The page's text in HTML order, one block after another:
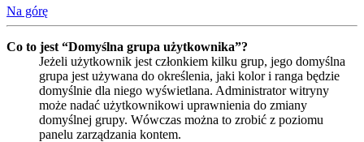
Na górę
Co to jest “Domyślna grupa użytkownika”?
Jeżeli użytkownik jest członkiem kilku grup, jego domyślna
grupa jest używana do określenia, jaki kolor i ranga będzie
domyślnie dla niego wyświetlana. Administrator witryny
może nadać użytkownikowi uprawnienia do zmiany
domyślnej grupy. Wówczas można to zrobić z poziomu
panelu zarządzania kontem.